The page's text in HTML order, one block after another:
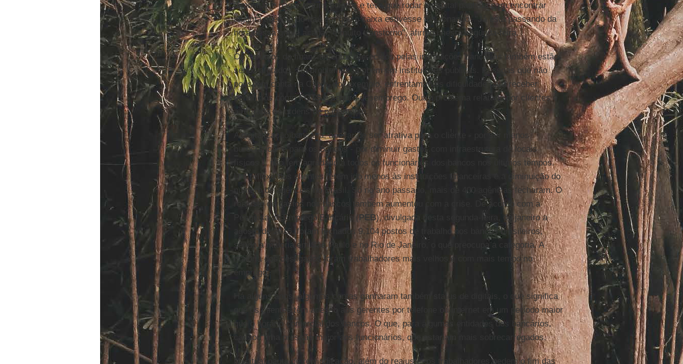
depositar e pagar alguns boletos e teve que rodar a capital paulista para encontrar
alguma agência do Itaú em que o caixa estivesse funcionando. "Já está passando da
hora dessa greve acabar, é muito transtorno", afirmou nesta segunda-feira.
Os serviços de financiamentos oferecidos pelas instituições bancárias também estão
sendo afetados. Há problemas também em instituições públicas. Pessoas que não
possuem conta na Caixa, por exemplo, enfrentam mais dificuldade para receber
benefícios comoFGTSe seguro-desemprego. Outro problema relatado por clientes é
a retirada de ordens de pagamento.
A digitalização bancária, apesar de ser atrativa para o cliente - por ser menos
burocrática- e para os bancos - por diminuir gastos com infraestrutura de locais
físicos -, não tem agradado a todos os funcionários dos bancos nos últimos tempos.
Um reflexo dos clientes terem ido menos às instituições financeiras é a diminuição do
número de agências no Brasil. Só no ano passado, mais de 400 agências fecharam. O
reajuste de gastos nos bancos também aumentou com a crise. De acordo com a
Pesquisa de Emprego Bancário (PEB), divulgada nesta segunda-feira, de janeiro a
agosto de 2016, foram fechados 9.104 postos de trabalho nos bancos brasileiros,
sendo a maioria em São Paulo e no Rio de Janeiro, o que preocupa a categoria. A
maioria dos desligados foram trabalhadores mais velhos e com mais tempo no
emprego.
Há alguns anos, algumas contas ganharam também status de digitais, o que significa
que os clientes têm acesso aos gerentes por telefone ou internet em um período maior
que o horário comercial dos bancos. O que, para algumas entidades dos bancários,
causou uma pressão maior aos funcionários, que estariam mais sobrecarregados.
Na atual pauta de reivindicação, além do reajuste, os trabalhadores pedem o fim das